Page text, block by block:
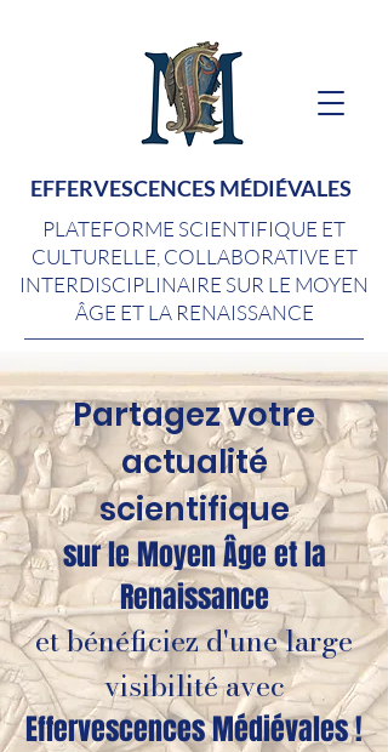
EFFERVESCENCES MÉDIÉVALES
PLATEFORME SCIENTIFIQUE ET
CULTURELLE, COLLABORATIVE ET
INTERDISCIPLINAIRE SUR LE MOYEN
ÂGE ET LA RENAISSANCE
Partagez votre
actualité
scientifique
sur le Moyen Âge et la
Renaissance
et bénéficiez d'une large
visibilité avec
Effervescences Médiévales !